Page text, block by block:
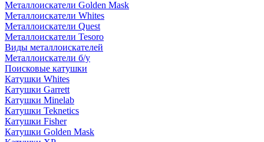
Металлоискатели Golden Mask
Металлоискатели Whites
Металлоискатели Quest
Металлоискатели Tesoro
Виды металлоискателей
Металлоискатели б/у
Поисковые катушки
Катушки Whites
Катушки Garrett
Катушки Minelab
Катушки Teknetics
Катушки Fisher
Катушки Golden Mask